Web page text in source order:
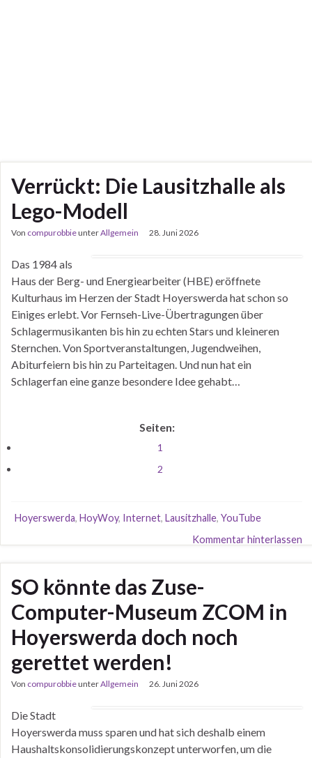
Verrückt: Die Lausitzhalle als
Lego-Modell
Von compurobbieunterAllgemein 28. Juni 2026
Das 1984 als
Haus der Berg- und Energiearbeiter (HBE) eröffnete
Kulturhaus im Herzen der Stadt Hoyerswerda hat schon so
Einiges erlebt. Vor Fernseh-Live-Übertragungen über
Schlagermusikanten bis hin zu echten Stars und kleineren
Sternchen. Von Sportveranstaltungen, Jugendweihen,
Abiturfeiern bis hin zu Parteitagen. Und nun hat ein
Schlagerfan eine ganze besondere Idee gehabt…
Seiten:
1
2
Hoyerswerda, HoyWoy, Internet, Lausitzhalle, YouTube
Kommentar hinterlassen
SO könnte das Zuse-
Computer-Museum ZCOM in
Hoyerswerda doch noch
gerettet werden!
Von compurobbieunterAllgemein 26. Juni 2026
Die Stadt
Hoyerswerda muss sparen und hat sich deshalb einem
Haushaltskonsolidierungskonzept unterworfen, um die